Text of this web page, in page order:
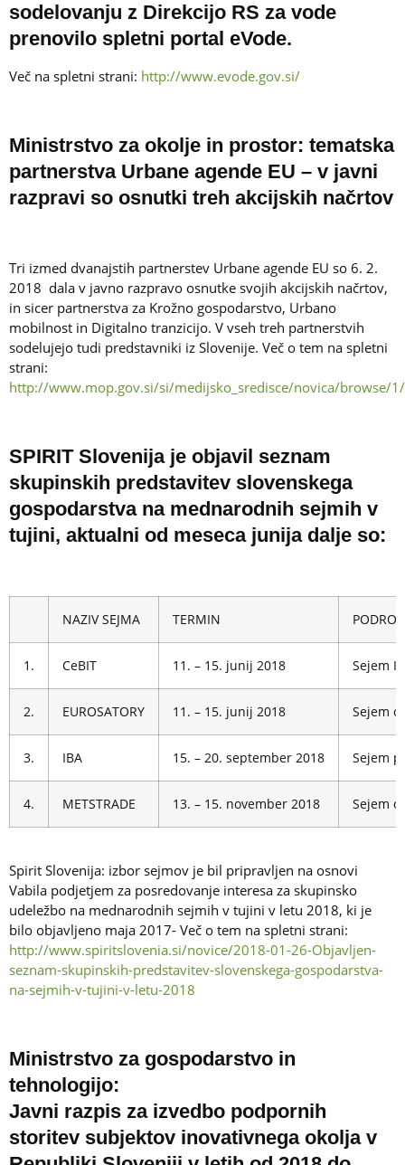
sodelovanju z Direkcijo RS za vode
prenovilo spletni portal eVode.
Več na spletni strani: http://www.evode.gov.si/
Ministrstvo za okolje in prostor: tematska
partnerstva Urbane agende EU – v javni
razpravi so osnutki treh akcijskih načrtov
Tri izmed dvanajstih partnerstev Urbane agende EU so 6. 2.
2018 dala v javno razpravo osnutke svojih akcijskih načrtov,
in sicer partnerstva za Krožno gospodarstvo, Urbano
mobilnost in Digitalno tranzicijo. V vseh treh partnerstvih
sodelujejo tudi predstavniki iz Slovenije. Več o tem na spletni
strani:
http://www.mop.gov.si/si/medijsko_sredisce/novica/browse/
SPIRIT Slovenija je objavil seznam
skupinskih predstavitev slovenskega
gospodarstva na mednarodnih sejmih v
tujini, aktualni od meseca junija dalje so:
NAZIV SEJMA TERMIN
1. CeBIT 11. – 15. junij 2018 Sejem
2. EUROSATORY 11. – 15. junij 2018 Sejem
3. IBA 15. – 20. september 2018 Sejem
4. METSTRADE 13. – 15. november 2018 Sejem
Spirit Slovenija: izbor sejmov je bil pripravljen na osnovi
Vabila podjetjem za posredovanje interesa za skupinsko
udeležbo na mednarodnih sejmih v tujini v letu 2018, ki je
bilo objavljeno maja 2017- Več o tem na spletni strani:
http://www.spiritslovenia.si/novice/2018-01-26-Objavljen-
seznam-skupinskih-predstavitev-slovenskega-gospodarstva-
na-sejmih-v-tujini-v-letu-2018
Ministrstvo za gospodarstvo in
tehnologijo:
Javni razpis za izvedbo podpornih
storitev subjektov inovativnega okolja v